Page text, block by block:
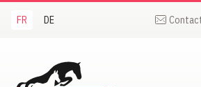
FR DE
Suisse